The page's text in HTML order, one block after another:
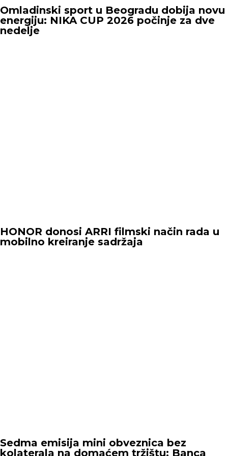
Omladinski sport u Beogradu dobija novu
energiju: NIKA CUP 2026 počinje za dve
nedelje
HONOR donosi ARRI filmski način rada u
mobilno kreiranje sadržaja
Sedma emisija mini obveznica bez
kolaterala na domaćem tržištu: Banca